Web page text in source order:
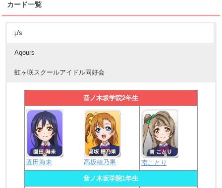
カード一覧
μ's
Aqours
虹ヶ咲スクールアイドル同好会
音ノ木坂学院2年生
園田海未 高坂穂乃果 南ことり
音ノ木坂学院1年生